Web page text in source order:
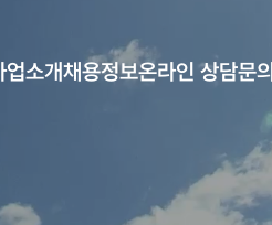
업소개
헌팅
채용정보온라인 상담문의